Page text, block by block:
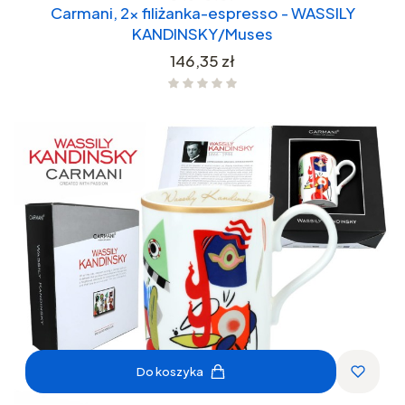
Carmani, 2x filiżanka-espresso - WASSILY
KANDINSKY/Muses
Cena
146,35 zł
Do koszyka